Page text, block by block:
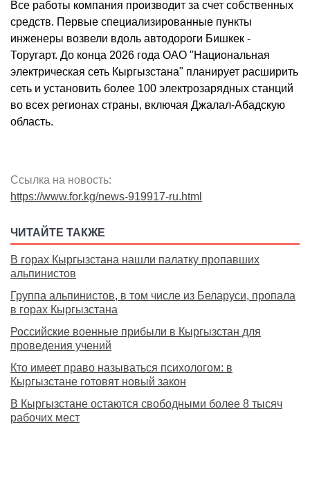
Все работы компания производит за счет собственных
средств. Первые специализированные пункты
инженеры возвели вдоль автодороги Бишкек -
Торугарт. До конца 2026 года ОАО "Национальная
электрическая сеть Кыргызстана" планирует расширить
сеть и установить более 100 электрозарядных станций
во всех регионах страны, включая Джалал-Абадскую
область.
Ссылка на новость:
https://www.for.kg/news-919917-ru.html
ЧИТАЙТЕ ТАКЖЕ
В горах Кыргызстана нашли палатку пропавших
альпинистов
Группа альпинистов, в том числе из Беларуси, пропала
в горах Кыргызстана
Российские военные прибыли в Кыргызстан для
проведения учений
Кто имеет право называться психологом: в
Кыргызстане готовят новый закон
В Кыргызстане остаются свободными более 8 тысяч
рабочих мест